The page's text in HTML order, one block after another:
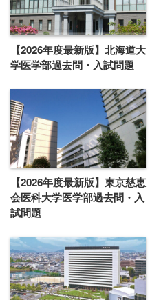
【2026年度最新版】北海道大
学医学部過去問・入試問題
【2026年度最新版】東京慈恵
会医科大学医学部過去問・入
試問題